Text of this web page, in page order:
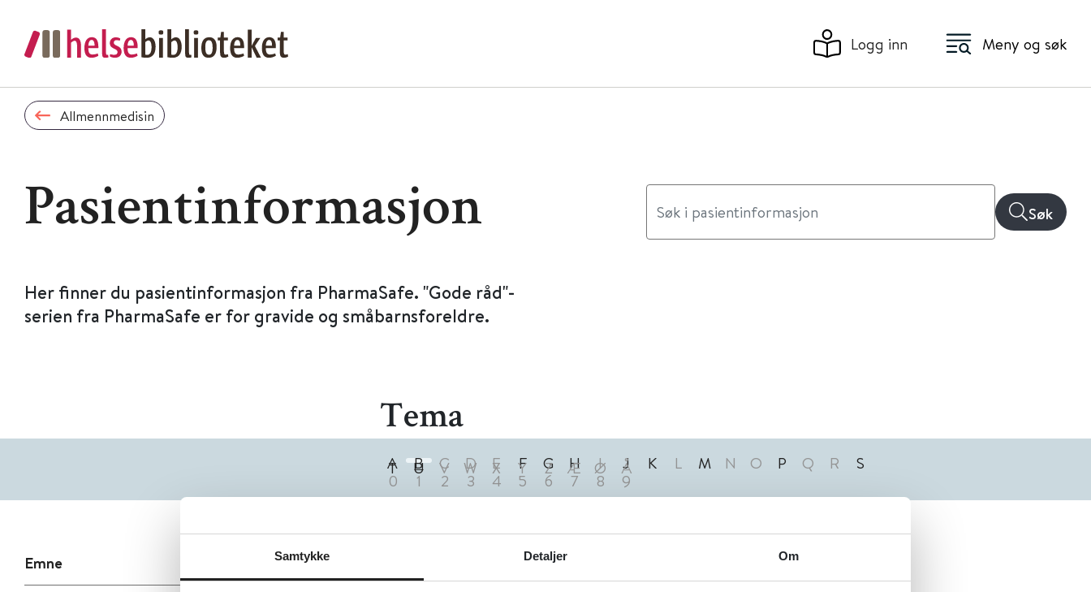
Samtykke Detaljer Om
Logg inn Meny og søk
Allmennmedisin
Pasientinformasjon Søk
Her finner du pasientinformasjon fra PharmaSafe. "Gode råd"-
serien fra PharmaSafe er for gravide og småbarnsforeldre.
Tema
A B C D E F G H I J K L M N O P Q R S
T U V W X Y Z Æ Ø Å
0 1 2 3 4 5 6 7 8 9
Emne